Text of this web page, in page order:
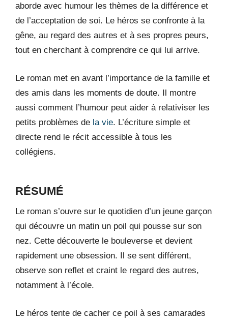
aborde avec humour les thèmes de la différence et
de l’acceptation de soi. Le héros se confronte à la
gêne, au regard des autres et à ses propres peurs,
tout en cherchant à comprendre ce qui lui arrive.
Le roman met en avant l’importance de la famille et
des amis dans les moments de doute. Il montre
aussi comment l’humour peut aider à relativiser les
petits problèmes de la vie. L’écriture simple et
directe rend le récit accessible à tous les
collégiens.
RÉSUMÉ
Le roman s’ouvre sur le quotidien d’un jeune garçon
qui découvre un matin un poil qui pousse sur son
nez. Cette découverte le bouleverse et devient
rapidement une obsession. Il se sent différent,
observe son reflet et craint le regard des autres,
notamment à l’école.
Le héros tente de cacher ce poil à ses camarades